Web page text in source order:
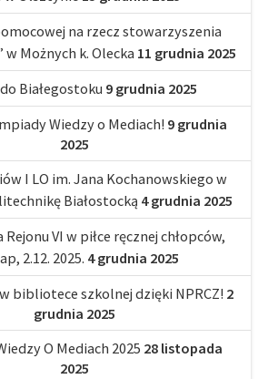
na rzecz stowarzyszenia
w Możnych k. Olecka 11 grudnia 2025
Białegostoku 9 grudnia 2025
Wiedzy o Mediach! 9 grudnia
2025
I LO im. Jana Kochanowskiego w
Białostocką 4 grudnia 2025
VI w piłce ręcznej chłopców,
2.12. 2025. 4 grudnia 2025
bibliotece szkolnej dzięki NPRCZ! 2
grudnia 2025
O Mediach 2025 28 listopada
2025